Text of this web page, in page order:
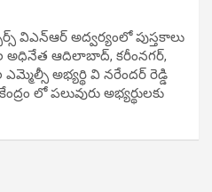
విఎన్ఆర్ అద్వర్యంలో పుస్తకాలు
అధినేత ఆదిలాబాద్, కరీంనగర్,
అభ్యర్థి వి నరేందర్ రెడ్డి
లో పలువురు అభ్యర్థులకు